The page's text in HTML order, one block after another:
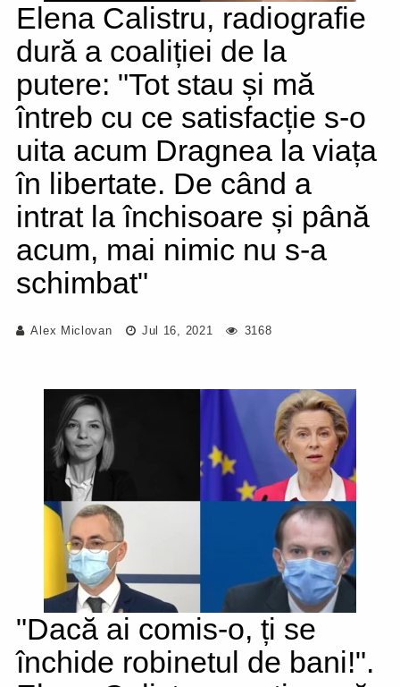
Elena Calistru, radiografie
dură a coaliției de la
putere: "Tot stau și mă
întreb cu ce satisfacție s-o
uita acum Dragnea la viața
în libertate. De când a
intrat la închisoare și până
acum, mai nimic nu s-a
schimbat"
Alex Miclovan Jul 16, 2021 3168
"Dacă ai comis-o, ți se
închide robinetul de bani!".